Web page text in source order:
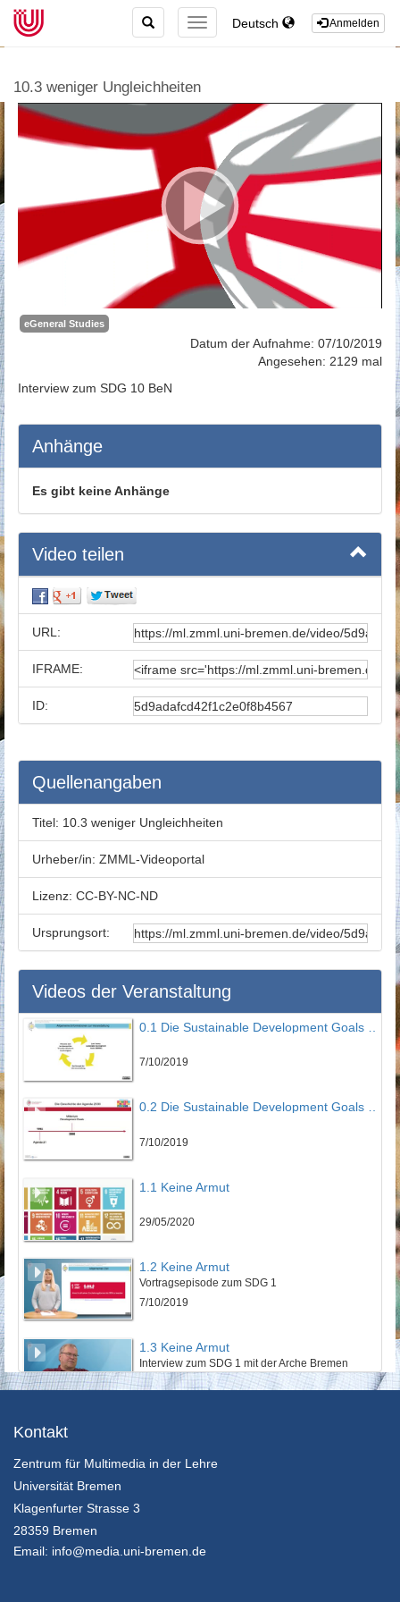
Anmelden
Deutsch
TOGGLE
NAVIGATION
TOGGLE
SEARCH
10.3 weniger Ungleichheiten
eGeneral Studies
Datum der Aufnahme: 07/10/2019
Angesehen: 2129 mal
Interview zum SDG 10 BeN
Anhänge
Es gibt keine Anhänge
Video teilen
URL:
IFRAME:
ID:
Quellenangaben
Titel: 10.3 weniger Ungleichheiten
Urheber/in: ZMML-Videoportal
Lizenz: CC-BY-NC-ND
Ursprungsort:
Videos der Veranstaltung
7/10/2019
0.2 Die Sustainable Development Goals eine Einführung - Teil 2
7/10/2019
1.1 Keine Armut
29/05/2020
1.2 Keine Armut
Vortragsepisode zum SDG 1
7/10/2019
1.3 Keine Armut
Interview zum SDG 1 mit der Arche Bremen
7/10/2019
7/10/2019
Kontakt
Zentrum für Multimedia in der Lehre
Universität Bremen
Klagenfurter Strasse 3
28359 Bremen
Email: info@media.uni-bremen.de